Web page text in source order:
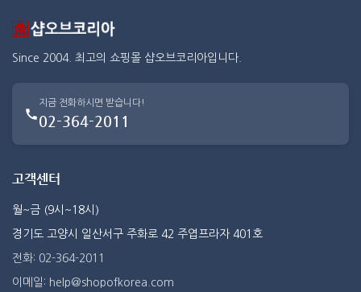
Since 2004. 최고의 쇼핑몰 샵오브코리아입니다.
지금 전화하시면 받습니다!
02-364-2011
고객센터
월~금 (9시~18시)
경기도 고양시 일산서구 주화로 42 주엽프라자 401호
전화: 02-364-2011
이메일: help@shopofkorea.com